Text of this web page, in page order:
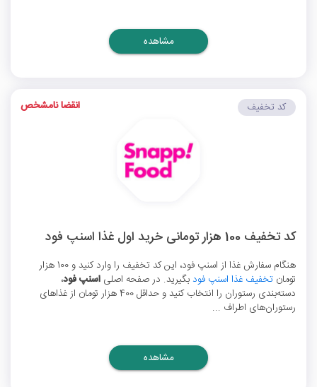
مشاهده
کد تخفیف 100 هزار تومانی خرید اول غذا اسنپ فود
هنگام سفارش غذا از اسنپ فود، این کد تخفیف را وارد کنید و 100 هزار
تومان تخفیف غذا اسنپ فود بگیرید. در صفحه اصلی اسنپ فود،
دسته‌بندی رستوران را انتخاب کنید و حداقل 400 هزار تومان از غذاهای
رستوران‌های اطراف ...
کد تخفیف انقضا نامشخص
مشاهده